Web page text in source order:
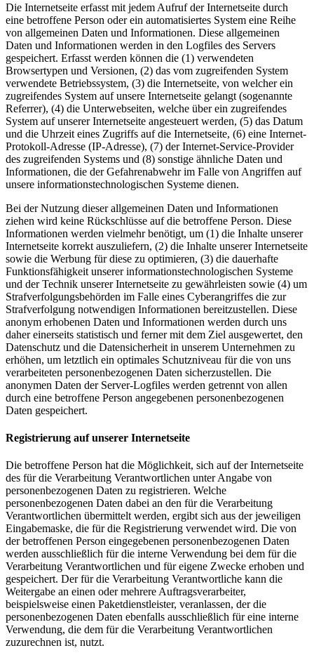
Die Internetseite erfasst mit jedem Aufruf der Internetseite durch
eine betroffene Person oder ein automatisiertes System eine Reihe
von allgemeinen Daten und Informationen. Diese allgemeinen
Daten und Informationen werden in den Logfiles des Servers
gespeichert. Erfasst werden können die (1) verwendeten
Browsertypen und Versionen, (2) das vom zugreifenden System
verwendete Betriebssystem, (3) die Internetseite, von welcher ein
zugreifendes System auf unsere Internetseite gelangt (sogenannte
Referrer), (4) die Unterwebseiten, welche über ein zugreifendes
System auf unserer Internetseite angesteuert werden, (5) das Datum
und die Uhrzeit eines Zugriffs auf die Internetseite, (6) eine Internet-
Protokoll-Adresse (IP-Adresse), (7) der Internet-Service-Provider
des zugreifenden Systems und (8) sonstige ähnliche Daten und
Informationen, die der Gefahrenabwehr im Falle von Angriffen auf
unsere informationstechnologischen Systeme dienen.
Bei der Nutzung dieser allgemeinen Daten und Informationen
ziehen wird keine Rückschlüsse auf die betroffene Person. Diese
Informationen werden vielmehr benötigt, um (1) die Inhalte unserer
Internetseite korrekt auszuliefern, (2) die Inhalte unserer Internetseite
sowie die Werbung für diese zu optimieren, (3) die dauerhafte
Funktionsfähigkeit unserer informationstechnologischen Systeme
und der Technik unserer Internetseite zu gewährleisten sowie (4) um
Strafverfolgungsbehörden im Falle eines Cyberangriffes die zur
Strafverfolgung notwendigen Informationen bereitzustellen. Diese
anonym erhobenen Daten und Informationen werden durch uns
daher einerseits statistisch und ferner mit dem Ziel ausgewertet, den
Datenschutz und die Datensicherheit in unserem Unternehmen zu
erhöhen, um letztlich ein optimales Schutzniveau für die von uns
verarbeiteten personenbezogenen Daten sicherzustellen. Die
anonymen Daten der Server-Logfiles werden getrennt von allen
durch eine betroffene Person angegebenen personenbezogenen
Daten gespeichert.
Registrierung auf unserer Internetseite
Die betroffene Person hat die Möglichkeit, sich auf der Internetseite
des für die Verarbeitung Verantwortlichen unter Angabe von
personenbezogenen Daten zu registrieren. Welche
personenbezogenen Daten dabei an den für die Verarbeitung
Verantwortlichen übermittelt werden, ergibt sich aus der jeweiligen
Eingabemaske, die für die Registrierung verwendet wird. Die von
der betroffenen Person eingegebenen personenbezogenen Daten
werden ausschließlich für die interne Verwendung bei dem für die
Verarbeitung Verantwortlichen und für eigene Zwecke erhoben und
gespeichert. Der für die Verarbeitung Verantwortliche kann die
Weitergabe an einen oder mehrere Auftragsverarbeiter,
beispielsweise einen Paketdienstleister, veranlassen, der die
personenbezogenen Daten ebenfalls ausschließlich für eine interne
Verwendung, die dem für die Verarbeitung Verantwortlichen
zuzurechnen ist, nutzt.